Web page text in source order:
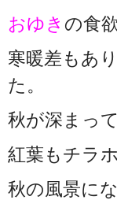
おゆき の食
寒暖差もあ
た。
秋が深まっ
紅葉もチラ
秋の風景に